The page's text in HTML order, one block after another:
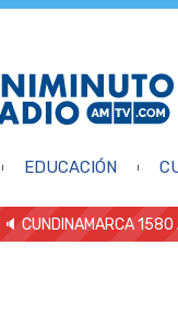
EDUCACIÓN
| 🔈 CUNDINAMARCA 1580